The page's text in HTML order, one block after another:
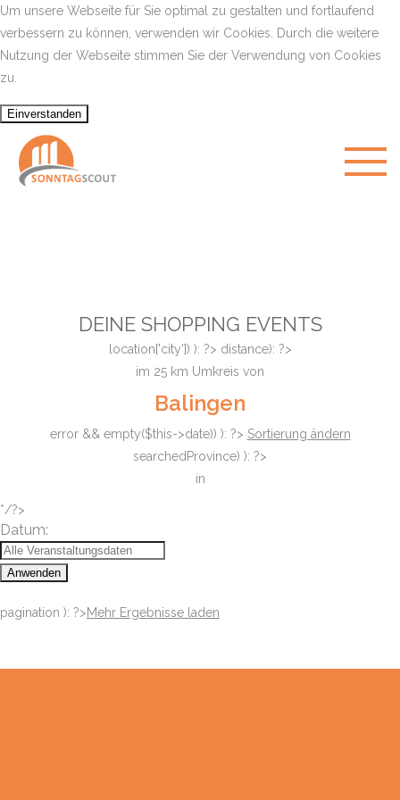
Um unsere Webseite für Sie optimal zu gestalten und fortlaufend
verbessern zu können, verwenden wir Cookies. Durch die weitere
Nutzung der Webseite stimmen Sie der Verwendung von Cookies
zu.
DEINE SHOPPING EVENTS
location['city']) ): ?> distance): ?>
im 25 km Umkreis von
Balingen
error && empty($this->date)) ): ?> Sortierung ändern
searchedProvince) ): ?>
in
*/?>
Datum:
Anwenden
pagination ): ?>Mehr Ergebnisse laden